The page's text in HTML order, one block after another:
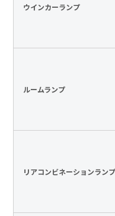
VFHY1104P、LLF0111A、
ウインカーランプ
ルームランプ
リアコンビネーションランプ